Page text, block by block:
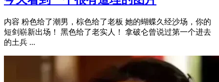
内容 粉色给了潮男，棕色给了老板 她的蝴蝶久经沙场，你的
短剑崭新出场！ 黑色给了老实人！ 拿破仑曾说过第一个进去
的土兵 ...